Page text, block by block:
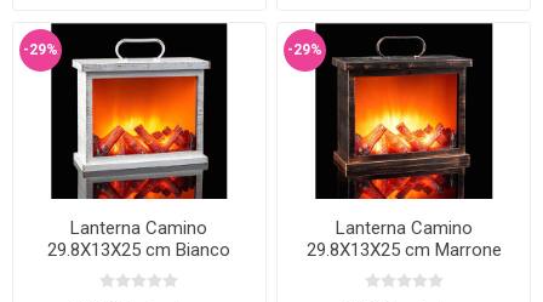
-29%
Lanterna Camino
29.8X13X25 cm Bianco
antico
-29%
Lanterna Camino
29.8X13X25 cm Marrone
Antico